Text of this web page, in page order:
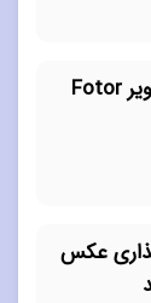
دانلود برنامه ویرایشگر تصویر Fotor
عکس